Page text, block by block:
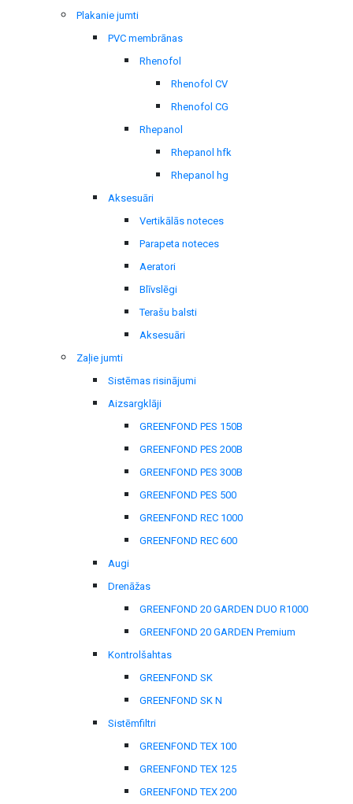
Plakanie jumti
PVC membrānas
Rhenofol
Rhenofol CV
Rhenofol CG
Rhepanol
Rhepanol hfk
Rhepanol hg
Aksesuāri
Vertikālās noteces
Parapeta noteces
Aeratori
Blīvslēgi
Terašu balsti
Aksesuāri
Zaļie jumti
Sistēmas risinājumi
Aizsargklāji
GREENFOND PES 150B
GREENFOND PES 200B
GREENFOND PES 300B
GREENFOND PES 500
GREENFOND REC 1000
GREENFOND REC 600
Augi
Drenāžas
GREENFOND 20 GARDEN DUO R1000
GREENFOND 20 GARDEN Premium
Kontrolšahtas
GREENFOND SK
GREENFOND SK N
Sistēmfiltri
GREENFOND TEX 100
GREENFOND TEX 125
GREENFOND TEX 200